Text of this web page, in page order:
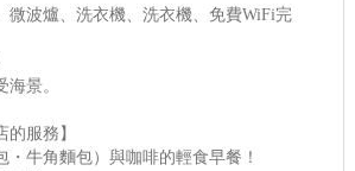
微波爐、洗衣機、洗衣機、免費WiFi完
景。
的服務】
牛角麵包）與咖啡的輕食早餐！